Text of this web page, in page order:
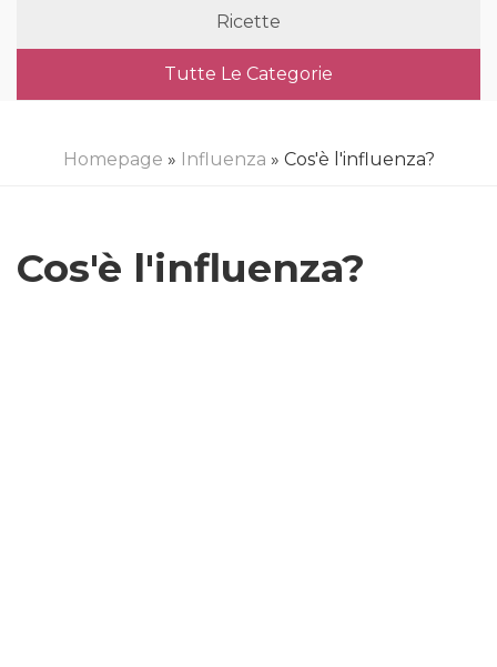
Ricette
Tutte Le Categorie
Homepage » Influenza » Cos'è l'influenza?
Cos'è l'influenza?